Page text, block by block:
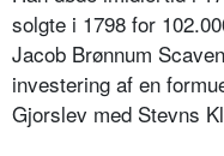
solgte i 1798 for
Jacob Brønnum
investering af en
Gjorslev med Stevns